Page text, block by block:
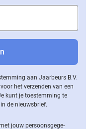
aan Jaarbeurs B.V.
het verzenden van een
kunt je toestemming te
de nieuwsbrief.
jouw per­soons­ge­ge­